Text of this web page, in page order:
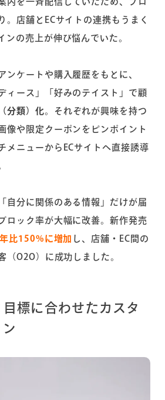
。店舗とECサイトの連携もうまく
ンの売上が伸び悩んでいた。
ンケートや購入履歴をもとに、
ィース」「好みのテイスト」で顧
分類）化。それぞれが興味を持つ
像や限定クーポンをピンポイント
メニューからECサイトへ直接誘導
自分に関係のある情報」だけが届
ロック率が大幅に改善。新作発売
比150%に増加 し、店舗・EC間の
（O2O）に成功しました。
標に合わせたカスタ